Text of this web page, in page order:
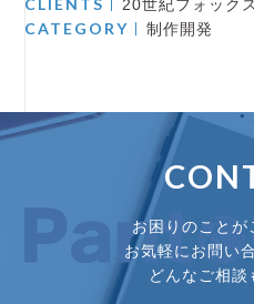
CLIENTS 20世紀フォック
CATEGORY 制作開発
お困りのことが
お気軽にお問い
どんなご相談